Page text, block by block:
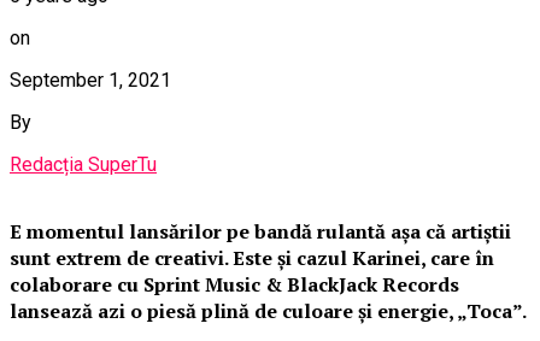
on
September 1, 2021
By
Redacția SuperTu
E momentul lansărilor pe bandă rulantă așa că artiștii
sunt extrem de creativi. Este și cazul Karinei, care în
colaborare cu Sprint Music & BlackJack Records
lansează azi o piesă plină de culoare și energie, „Toca”.